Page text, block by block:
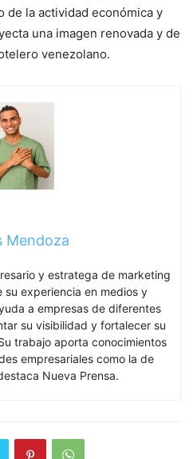
la actividad económica y
una imagen renovada y de
venezolano.
Mendoza
y estratega de marketing
experiencia en medios y
a empresas de diferentes
su visibilidad y fortalecer su
trabajo aporta conocimientos
empresariales como la de
Nueva Prensa.